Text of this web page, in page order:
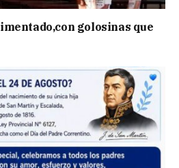
golosinas que